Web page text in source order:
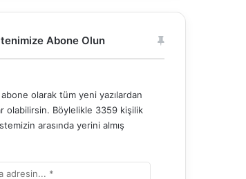
Abone Olun
olarak tüm yeni yazılardan
olabilirsin. Böylelikle 3359 kişilik
arasında yerini almış